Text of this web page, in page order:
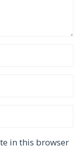
in this browser